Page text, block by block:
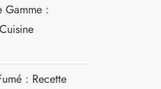
Gamme :
: Recette